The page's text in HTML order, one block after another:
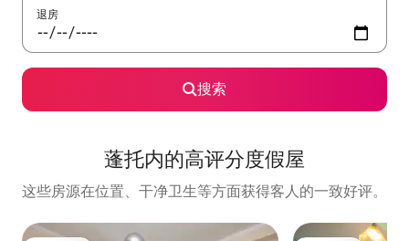
退房
搜索
蓬托内的高评分度假屋
这些房源在位置、干净卫生等方面获得客人的一致好评。